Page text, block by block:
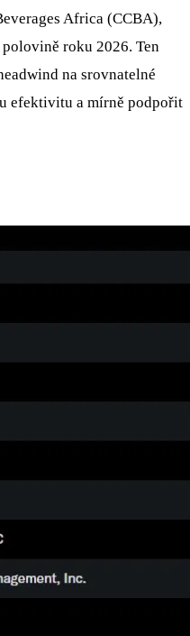
Africa (CCBA),
roku 2026. Ten
na srovnatelné
efektivitu a mírně podpořit